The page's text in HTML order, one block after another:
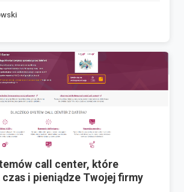
call center, które
i pieniądze Twojej firmy